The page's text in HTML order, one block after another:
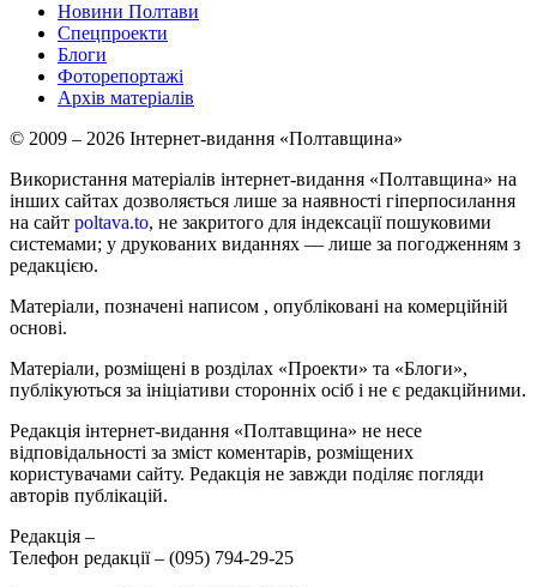
Новини Полтави
Спецпроекти
Блоги
Фоторепортажі
Архів матеріалів
© 2009 – 2026 Інтернет-видання «Полтавщина»
Використання матеріалів інтернет-видання «Полтавщина» на
інших сайтах дозволяється лише за наявності гіперпосилання
на сайт poltava.to, не закритого для індексації пошуковими
системами; у друкованих виданнях — лише за погодженням з
редакцією.
Матеріали, позначені написом , опубліковані на комерційній
основі.
Матеріали, розміщені в розділах «Проекти» та «Блоги»,
публікуються за ініціативи сторонніх осіб і не є редакційними.
Редакція інтернет-видання «Полтавщина» не несе
відповідальності за зміст коментарів, розміщених
користувачами сайту. Редакція не завжди поділяє погляди
авторів публікацій.
Редакція –
Телефон редакції – (095) 794-29-25